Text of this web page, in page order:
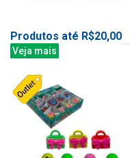
Produtos até R$20,00
Veja mais